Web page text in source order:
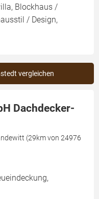
Blockhaus /
/ Design,
vergleichen
Dachdecker-
(29km von 24976